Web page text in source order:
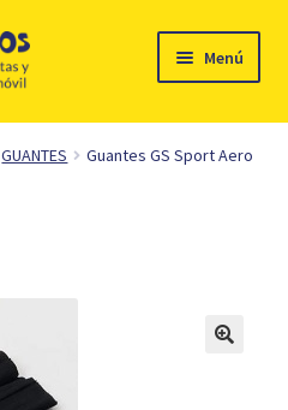
Menú
GUANTES
Guantes GS Sport Aero